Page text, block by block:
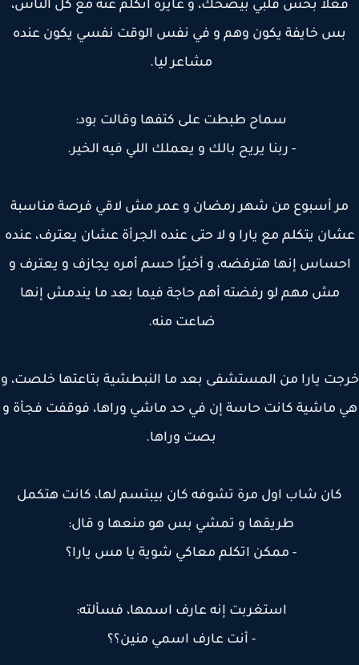
بحس قلبي بيضحك، و عايزة اتكلم عنه مع كل الناس،
خايفة يكون وهم و في نفس الوقت نفسي يكون عنده
مشاعر ليا.
سماح طبطت على كتفها وقالت بود:
- ربنا يريح بالك و يعملك اللي فيه الخير.
أسبوع من شهر رمضان و عمر مش لاقي فرصة مناسبة
يتكلم مع يارا و لا حتى عنده الجرأة عشان يعترف، عنده
إنها هترفضه، و أخيرًا حسم أمره يجازف و يعترف و
مش مهم لو رفضته أهم حاجة فيما بعد ما يندمش إنها
ضاعت منه.
يارا من المستشفى بعد ما النبطشية بتاعتها خلصت، و
ماشية كانت حاسة إن في حد ماشي وراها، فوقفت فجأة و
بصت وراها.
كان شاب اول مرة تشوفه كان بيبتسم لها، كانت هتكمل
طريقها و تمشي بس هو منعها و قال:
- ممكن اتكلم معاكي شوية يا مس يارا؟
استغربت إنه عارف اسمها، فسألته:
- أنت عارف اسمي منين؟؟